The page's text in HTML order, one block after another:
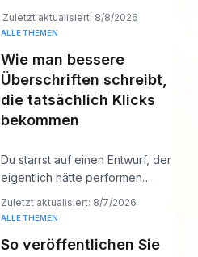
an. Er beginnt, mit ihm zu
verhandeln.
Zuletzt aktualisiert: 8/8/2026
ALLE THEMEN
Wie man bessere
Überschriften schreibt,
die tatsächlich Klicks
bekommen
Du starrst auf einen Entwurf, der
eigentlich hätte performen
sollen, und die Überschrift ist
wahrsch
Zuletzt aktualisiert: 8/7/2026
ALLE THEMEN
So veröffentlichen Sie